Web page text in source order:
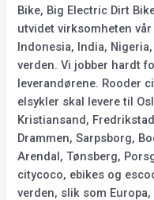
Bike, Big Electric Dirt
utvidet virksomheten vår
Indonesia, India,
verden. Vi jobber hardt
leverandørene. Rooder
elsykler skal levere til
Kristiansand,
Drammen, Sarpsborg,
Arendal, Tønsberg,
citycoco, ebikes og
verden, slik som